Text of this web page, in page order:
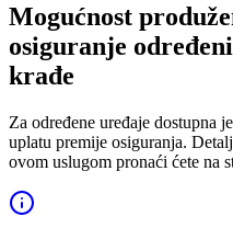
Mogućnost
osiguranje
krađe
Za određene uređaje dostupna
uplatu premije osiguranja.
ovom uslugom pronaći ćete na